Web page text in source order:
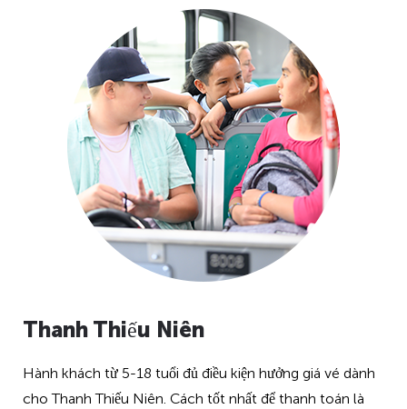
Thanh Thiếu Niên
Hành khách từ 5-18 tuổi đủ điều kiện hưởng giá vé dành
cho Thanh Thiếu Niên. Cách tốt nhất để thanh toán là